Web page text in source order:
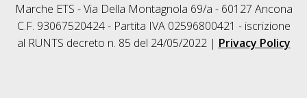
Marche ETS - Via Della Montagnola 69/a - 60127 Ancona
C.F. 93067520424 - Partita IVA 02596800421 - iscrizione
al RUNTS decreto n. 85 del 24/05/2022 | Privacy Policy